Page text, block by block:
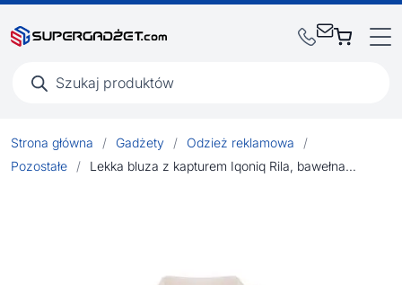
produktów
Strona główna / Gadżety / Odzież reklamowa
/
Pozostałe
/ Lekka bluza z kapturem Iqoniq Rila, bawełna z recyklingu